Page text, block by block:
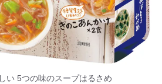
い 5つの味のスープはるさめ